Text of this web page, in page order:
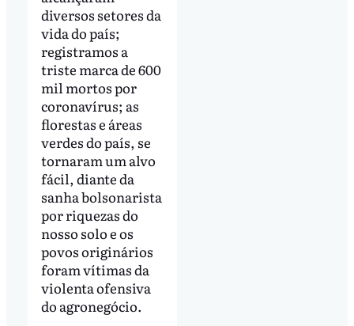
diversos setores da
vida do país;
registramos a
triste marca de 600
mil mortos por
coronavírus; as
florestas e áreas
verdes do país, se
tornaram um alvo
fácil, diante da
sanha bolsonarista
por riquezas do
nosso solo e os
povos originários
foram vítimas da
violenta ofensiva
do agronegócio.